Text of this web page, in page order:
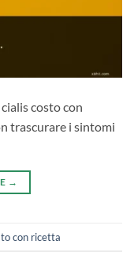
costo con
trascurare i sintomi
→
con ricetta